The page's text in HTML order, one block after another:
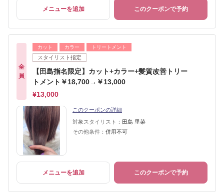
メニューを追加 このクーポンで予約
全
員
カット カラー トリートメント
スタイリスト指定
【田島指名限定】カット+カラー+髪質改善トリー
トメント￥18,700→￥13,000
¥13,000
このクーポンの詳細
対象スタイリスト： 田島 里菜
その他条件： 併用不可
メニューを追加 このクーポンで予約